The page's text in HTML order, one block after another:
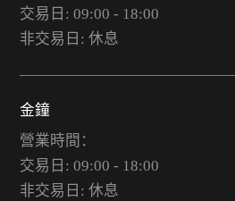
交易日: 09:00 - 18:00
非交易日: 休息
金鐘
營業時間：
交易日: 09:00 - 18:00
非交易日: 休息